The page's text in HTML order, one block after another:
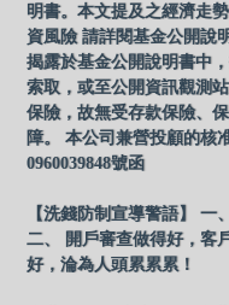
明書。本文提及之經濟走
資風險 請詳閱基金公開說
揭露於基金公開說明書中
索取，或至公開資訊觀測
保險，故無受存款保險、
障。 本公司兼營投顧的核
0960039848號函
【洗錢防制宣導警語】 一
二、 開戶審查做得好，客
好，淪為人頭累累累！